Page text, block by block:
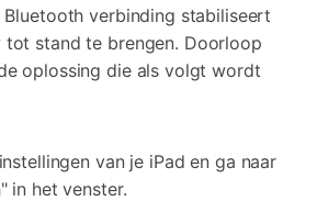
verbinding stabiliseert
stand te brengen. Doorloop
oplossing die als volgt wordt
van je iPad en ga naar
in het venster.